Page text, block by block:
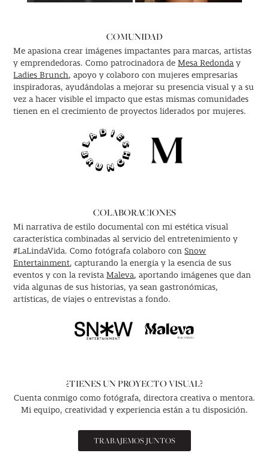
COMUNIDAD
Me apasiona crear imágenes impactantes para marcas, artistas
y emprendedoras. Como patrocinadora deMesa Redonda y
Ladies Brunch, apoyo y colaboro con mujeres empresarias
inspiradoras, ayudándolas a mejorar su presencia visual y a su
vez a hacer visible el impacto que estas mismas comunidades
tienen en el crecimiento de proyectos liderados por mujeres.
COLABORACIONES
Mi narrativa de estilo documental con mi estética visual
característica combinadas al servicio del entretenimiento y
#LaLindaVida. Como fotógrafa colaboro conSnow
Entertainment, capturando la energía y la esencia de sus
eventos y con la revistaMaleva, aportando imágenes que dan
vida algunas de sus historias, ya sean gastronómicas,
artísticas, de viajes o entrevistas a fondo.
¿TIENES UN PROYECTO VISUAL?
Cuenta conmigo como fotógrafa, directora creativa o mentora.
Mi equipo, creatividad y experiencia están a tu disposición.
TRABAJEMOS JUNTOS